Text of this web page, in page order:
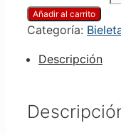
Añadir al carrito
Categoría:
Descripción